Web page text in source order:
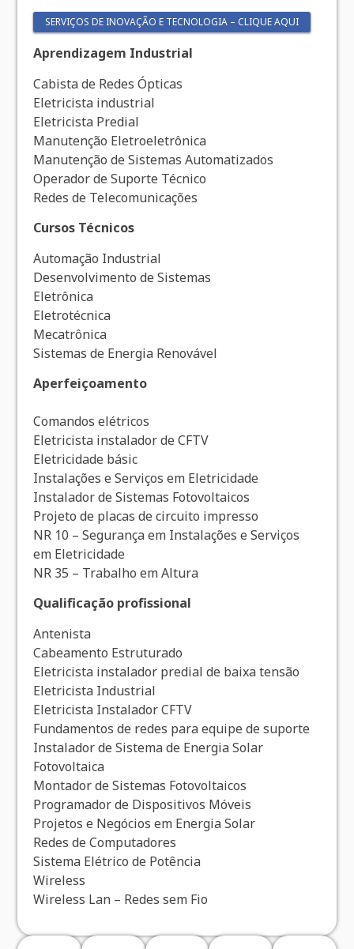
SERVIÇOS DE INOVAÇÃO E TECNOLOGIA – CLIQUE AQUI
Aprendizagem Industrial
Cabista de Redes Ópticas
Eletricista industrial
Eletricista Predial
Manutenção Eletroeletrônica
Manutenção de Sistemas Automatizados
Operador de Suporte Técnico
Redes de Telecomunicações
Cursos Técnicos
Automação Industrial
Desenvolvimento de Sistemas
Eletrônica
Eletrotécnica
Mecatrônica
Sistemas de Energia Renovável
Aperfeiçoamento
Comandos elétricos
Eletricista instalador de CFTV
Eletricidade básic
Instalações e Serviços em Eletricidade
Instalador de Sistemas Fotovoltaicos
Projeto de placas de circuito impresso
NR 10 – Segurança em Instalações e Serviços
em Eletricidade
NR 35 – Trabalho em Altura
Qualificação profissional
Antenista
Cabeamento Estruturado
Eletricista instalador predial de baixa tensão
Eletricista Industrial
Eletricista Instalador CFTV
Fundamentos de redes para equipe de suporte
Instalador de Sistema de Energia Solar
Fotovoltaica
Montador de Sistemas Fotovoltaicos
Programador de Dispositivos Móveis
Projetos e Negócios em Energia Solar
Redes de Computadores
Sistema Elétrico de Potência
Wireless
Wireless Lan – Redes sem Fio